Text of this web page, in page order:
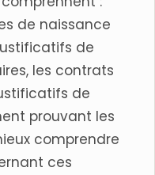
de naissance
de
les contrats
de
prouvant les
comprendre
ces